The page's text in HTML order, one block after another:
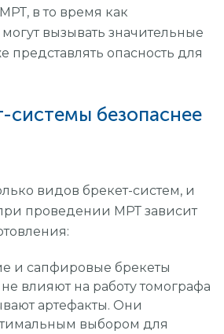
в то время как
вызывать значительные
представлять опасность для
системы безопаснее
видов брекет-систем, и
проведении МРТ зависит
и сапфировые брекеты
влияют на работу томографа
артефакты. Они
выбором для